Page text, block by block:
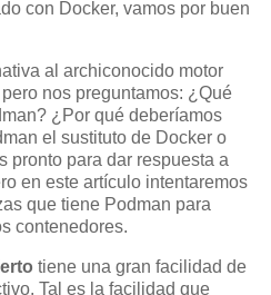
con Docker, vamos por buen
al archiconocido motor
nos preguntamos: ¿Qué
¿Por qué deberíamos
el sustituto de Docker o
pronto para dar respuesta a
en este artículo intentaremos
que tiene Podman para
contenedores.
tiene una gran facilidad de
Tal es la facilidad que